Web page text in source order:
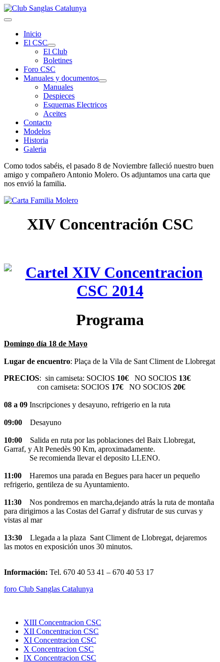
Inicio
El CSC
El Club
Boletines
Foro CSC
Manuales y documentos
Manuales
Despieces
Esquemas Electricos
Aceites
Contacto
Modelos
Historia
Galeria
Como todos sabéis, el pasado 8 de Noviembre falleció nuestro buen
amigo y compañero Antonio Molero. Os adjuntamos una carta que
nos envió la familia.
XIV Concentración CSC
Programa
Domingo día 18 de Mayo
Lugar de encuentro: Plaça de la Vila de Sant Climent de Llobregat
PRECIOS: sin camiseta: SOCIOS 10€ NO SOCIOS 13€
con camiseta: SOCIOS 17€ NO SOCIOS 20€
08 a 09 Inscripciones y desayuno, refrigerio en la ruta
09:00 Desayuno
10:00 Salida en ruta por las poblaciones del Baix Llobregat,
Garraf, y Alt Penedès 90 Km, aproximadamente.
Se recomienda llevar el deposito LLENO.
11:00 Haremos una parada en Begues para hacer un pequeño
refrigerio, gentileza de su Ayuntamiento.
11:30 Nos pondremos en marcha,dejando atrás la ruta de montaña
para dirigirnos a las Costas del Garraf y disfrutar de sus curvas y
vistas al mar
13:30 Llegada a la plaza Sant Climent de Llobregat, dejaremos
las motos en exposición unos 30 minutos.
Información: Tel. 670 40 53 41 – 670 40 53 17
foro Club Sanglas Catalunya
XIII Concentracion CSC
XII Concentracion CSC
XI Concentracion CSC
X Concentracion CSC
IX Concentracion CSC